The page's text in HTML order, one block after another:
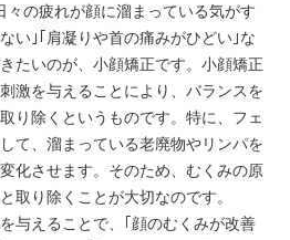
々の疲れが顔に溜まっている気がす
い｣｢肩凝りや首の痛みがひどい｣な
たいのが、小顔矯正です。小顔矯正
激を与えることにより、バランスを
り除くというものです。特に、フェ
て、溜まっている老廃物やリンパを
化させます。そのため、むくみの原
取り除くことが大切なのです。
与えることで、｢顔のむくみが改善